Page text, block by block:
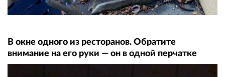
В окне одного из ресторанов. Обратите
внимание на его руки — он в одной перчатке